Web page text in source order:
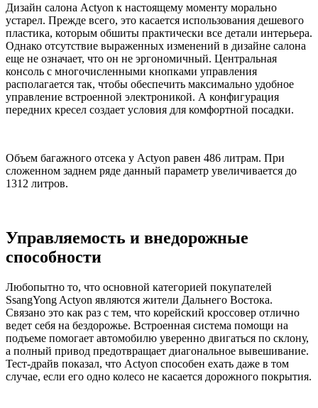
Дизайн салона Actyon к настоящему моменту морально
устарел. Прежде всего, это касается использования дешевого
пластика, которым обшиты практически все детали интерьера.
Однако отсутствие выраженных изменений в дизайне салона
еще не означает, что он не эргономичный. Центральная
консоль с многочисленными кнопками управления
располагается так, чтобы обеспечить максимально удобное
управление встроенной электроникой. А конфигурация
передних кресел создает условия для комфортной посадки.
Объем багажного отсека у Actyon равен 486 литрам. При
сложенном заднем ряде данный параметр увеличивается до
1312 литров.
Управляемость и внедорожные
способности
Любопытно то, что основной категорией покупателей
SsangYong Actyon являются жители Дальнего Востока.
Связано это как раз с тем, что корейский кроссовер отлично
ведет себя на бездорожье. Встроенная система помощи на
подъеме помогает автомобилю уверенно двигаться по склону,
а полный привод предотвращает диагональное вывешивание.
Тест-драйв показал, что Actyon способен ехать даже в том
случае, если его одно колесо не касается дорожного покрытия.